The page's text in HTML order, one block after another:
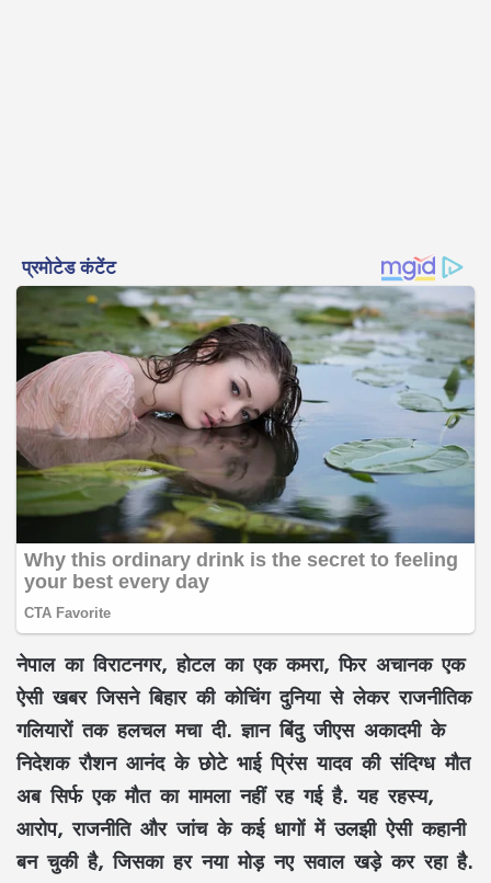
नेपाल का विराटनगर, होटल का एक कमरा, फिर अचानक एक
ऐसी खबर जिसने बिहार की कोचिंग दुनिया से लेकर राजनीतिक
गलियारों तक हलचल मचा दी. ज्ञान बिंदु जीएस अकादमी के
निदेशक रौशन आनंद के छोटे भाई प्रिंस यादव की संदिग्ध मौत
अब सिर्फ एक मौत का मामला नहीं रह गई है. यह रहस्य,
आरोप, राजनीति और जांच के कई धागों में उलझी ऐसी कहानी
बन चुकी है, जिसका हर नया मोड़ नए सवाल खड़े कर रहा है.